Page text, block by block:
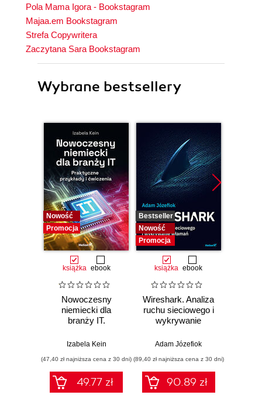
Pola Mama Igora - Bookstagram
Majaa.em Bookstagram
Strefa Copywritera
Zaczytana Sara Bookstagram
Wybrane bestsellery
Nowość
Promocja
książka ebook
Nowoczesny
niemiecki dla
branży IT.
przykłady i
Izabela Kein
(47,40 zł najniższa cena z 30 dni)
49.77 zł
Bestseller
Nowość
Promocja
książka ebook
Wireshark. Analiza
ruchu sieciowego i
wykrywanie
Adam Józefiok
(89,40 zł najniższa cena z 30 dni)
90.89 zł